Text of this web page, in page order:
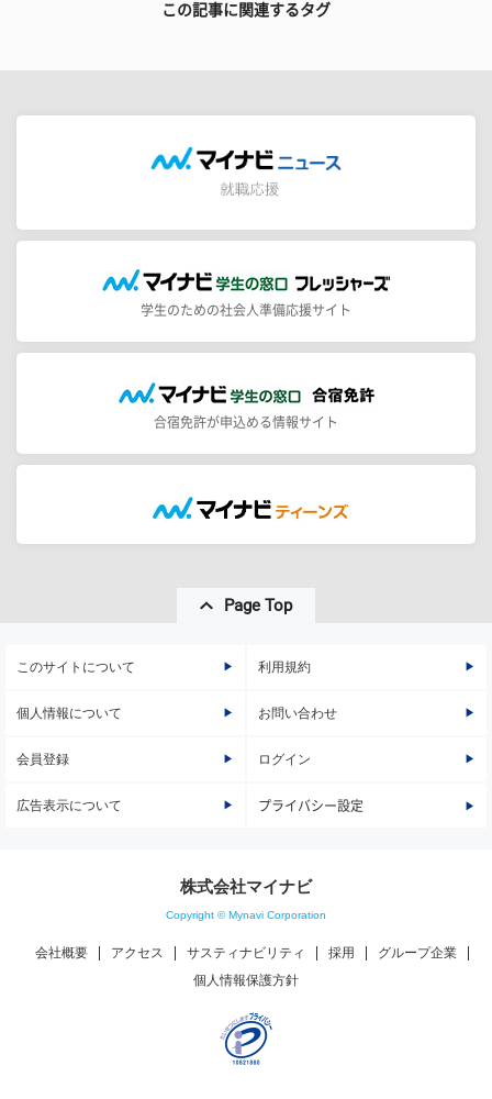
この記事に関連するタグ
学生のための社会人準備応援サイト
合宿免許が申込める情報サイト
Page Top
このサイトについて 利用規約
個人情報について お問い合わせ
会員登録 ログイン
広告表示について プライバシー設定
株式会社マイナビ
Copyright © Mynavi Corporation
会社概要 アクセス サスティナビリティ 採用
グループ企業
個人情報保護方針